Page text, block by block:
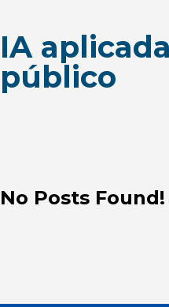
IA
público
No Posts Found!